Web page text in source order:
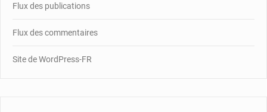
Flux des publications
Flux des commentaires
Site de WordPress-FR